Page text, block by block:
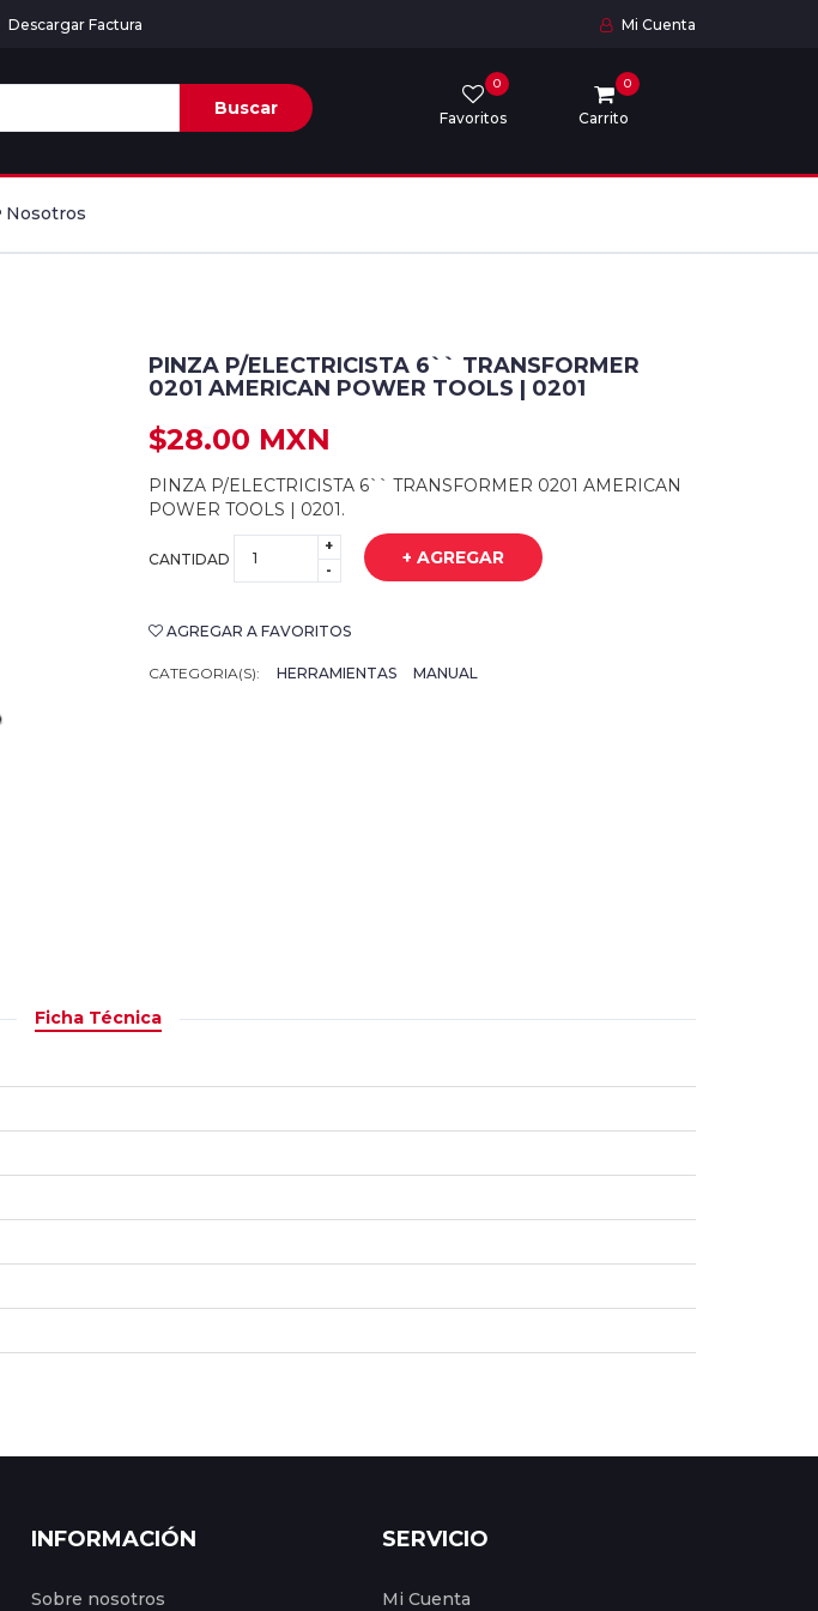
Descargar Factura Mi Cuenta
Buscar Favoritos
0
Carrito
0
Nosotros
PINZA P/ELECTRICISTA 6`` TRANSFORMER
0201 AMERICAN POWER TOOLS | 0201
$28.00 MXN
PINZA P/ELECTRICISTA 6`` TRANSFORMER 0201 AMERICAN
POWER TOOLS | 0201.
CANTIDAD
+
-
+ AGREGAR
AGREGAR A FAVORITOS
CATEGORIA(S): HERRAMIENTAS MANUAL
Ficha Técnica
INFORMACIÓN
Sobre nosotros
SERVICIO
Mi Cuenta